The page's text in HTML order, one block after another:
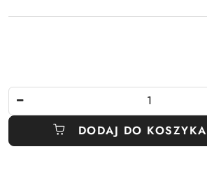
DODAJ DO KOSZYKA